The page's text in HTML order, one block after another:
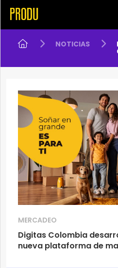
NOTICIAS
MERCADEO
Digitas Colombia
nueva plataforma de